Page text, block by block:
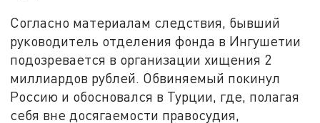
Согласно материалам следствия, бывший
руководитель отделения фонда в Ингушетии
подозревается в организации хищения 2
миллиардов рублей. Обвиняемый покинул
Россию и обосновался в Турции, где, полагая
себя вне досягаемости правосудия,